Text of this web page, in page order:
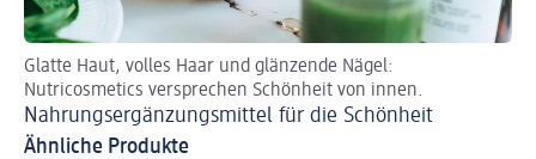
Glatte Haut, volles Haar und glänzende Nägel:
Nutricosmetics versprechen Schönheit von innen.
Nahrungsergänzungsmittel für die Schönheit
Ähnliche Produkte